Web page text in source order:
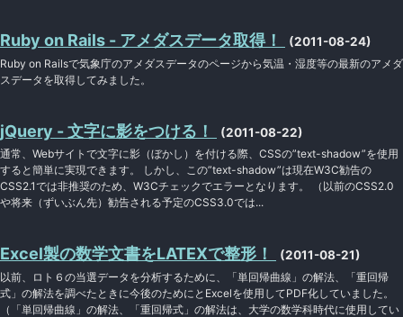
Ruby on Rails - アメダスデータ取得！ (2011-08-24)
Ruby on Railsで気象庁のアメダスデータのページから気温・湿度等の最新のアメダ
スデータを取得してみました。
jQuery - 文字に影をつける！ (2011-08-22)
通常、Webサイトで文字に影（ぼかし）を付ける際、CSSの”text-shadow”を使用
すると簡単に実現できます。 しかし、この”text-shadow”は現在W3C勧告の
CSS2.1では非推奨のため、W3Cチェックでエラーとなります。 （以前のCSS2.0
や将来（ずいぶん先）勧告される予定のCSS3.0では...
Excel製の数学文書をLATEXで整形！ (2011-08-21)
以前、ロト６の当選データを分析するために、「単回帰曲線」の解法、「重回帰
式」の解法を調べたときに今後のためにとExcelを使用してPDF化していました。
（「単回帰曲線」の解法、「重回帰式」の解法は、大学の数学科時代に使用してい